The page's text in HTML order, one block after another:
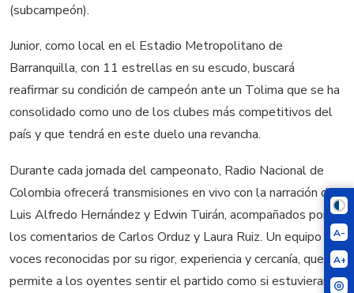
A-
A+
(subcampeón).
Junior, como local en el Estadio Metropolitano de
Barranquilla, con 11 estrellas en su escudo, buscará
reafirmar su condición de campeón ante un Tolima que se ha
consolidado como uno de los clubes más competitivos del
país y que tendrá en este duelo una revancha.
Durante cada jornada del campeonato, Radio Nacional de
Colombia ofrecerá transmisiones en vivo con la narración de
Luis Alfredo Hernández y Edwin Tuirán, acompañados por
los comentarios de Carlos Orduz y Laura Ruiz. Un equipo de
voces reconocidas por su rigor, experiencia y cercanía, que
permite a los oyentes sentir el partido como si estuvieran